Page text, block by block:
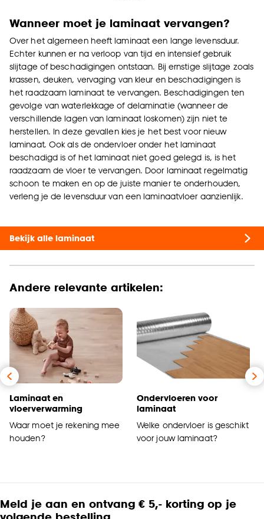
Wanneer moet je laminaat vervangen?
Over het algemeen heeft laminaat een lange levensduur.
Echter kunnen er na verloop van tijd en intensief gebruik
slijtage of beschadigingen ontstaan. Bij ernstige slijtage zoals
krassen, deuken, vervaging van kleur en beschadigingen is
het raadzaam laminaat te vervangen. Beschadigingen ten
gevolge van waterlekkage of delaminatie (wanneer de
verschillende lagen van laminaat loskomen) zijn niet te
herstellen. In deze gevallen kies je het best voor nieuw
laminaat. Ook als de ondervloer onder het laminaat
beschadigd is of het laminaat niet goed gelegd is, is het
raadzaam de vloer te vervangen. Door laminaat regelmatig
schoon te maken en op de juiste manier te onderhouden,
verleng je de levensduur van een laminaatvloer aanzienlijk.
Bekijk alle laminaat
Andere relevante artikelen:
Laminaat en
vloerverwarming
Waar moet je rekening mee
houden?
Ondervloeren voor
laminaat
Welke ondervloer is geschikt
voor jouw laminaat?
Meld je aan en ontvang € 5,- korting op je
volgende bestelling